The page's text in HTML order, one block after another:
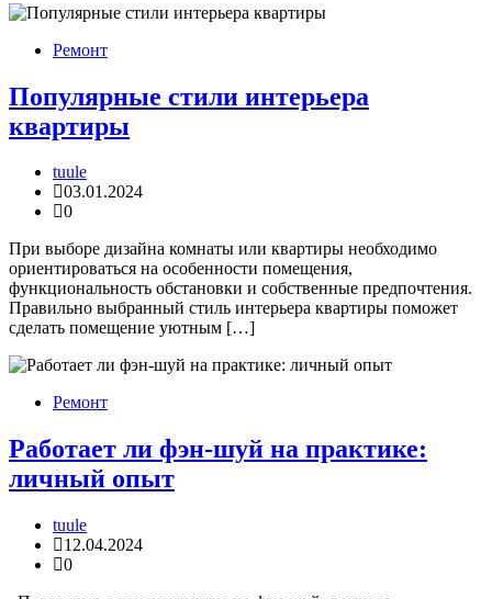
Ремонт
Популярные стили интерьера
квартиры
tuule
03.01.2024
0
При выборе дизайна комнаты или квартиры необходимо
ориентироваться на особенности помещения,
функциональность обстановки и собственные предпочтения.
Правильно выбранный стиль интерьера квартиры поможет
сделать помещение уютным […]
Ремонт
Работает ли фэн-шуй на практике:
личный опыт
tuule
12.04.2024
0